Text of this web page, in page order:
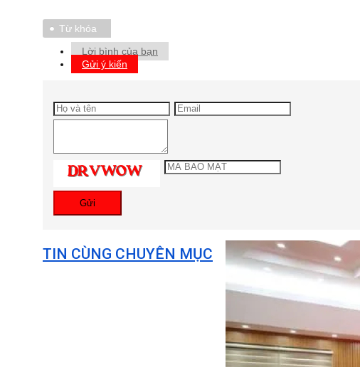
Từ khóa
Lời bình của bạn
Gửi ý kiến
Gửi
TIN CÙNG CHUYÊN MỤC